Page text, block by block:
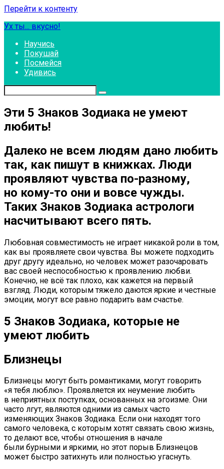
Перейти к контенту
Ух ты... вкусно!
Научись
Покушай
Посмейся
Удивись
Эти 5 Знаков Зодиака не умеют
любить!
Далеко не всем людям дано любить
так, как пишут в книжках. Люди
проявляют чувства по-разному,
но кому-то они и вовсе чужды.
Таких Знаков Зодиака астрологи
насчитывают всего пять.
Любовная совместимость не играет никакой роли в том,
как вы проявляете свои чувства. Вы можете подходить
друг другу идеально, но человек может разочаровать
вас своей неспособностью к проявлению любви.
Конечно, не всё так плохо, как кажется на первый
взгляд. Люди, которым тяжело даются яркие и честные
эмоции, могут все равно подарить вам счастье.
5 Знаков Зодиака, которые не
умеют любить
Близнецы
Близнецы могут быть романтиками, могут говорить
«я тебя люблю». Проявляется их неумение любить
в неприятных поступках, основанных на эгоизме. Они
часто лгут, являются одними из самых часто
изменяющих Знаков Зодиака. Если они находят того
самого человека, с которым хотят связать свою жизнь,
то делают все, чтобы отношения в начале
были бурными и яркими, но этот порыв Близнецов
может быстро затихнуть или полностью угаснуть.